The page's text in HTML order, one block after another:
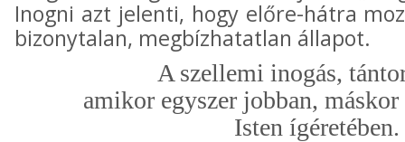
Inogni azt jelenti, hogy előre-hátra
bizonytalan, megbízhatatlan állapot.
A szellemi inogás,
amikor egyszer jobban, máskor
Isten ígéretében.